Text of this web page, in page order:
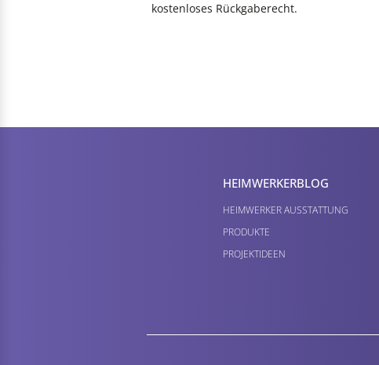
kostenloses Rückgaberecht.
HEIMWERKER­BLOG
HEIMWERKER AUSSTATTUNG
PRODUKTE
PROJEKTIDEEN